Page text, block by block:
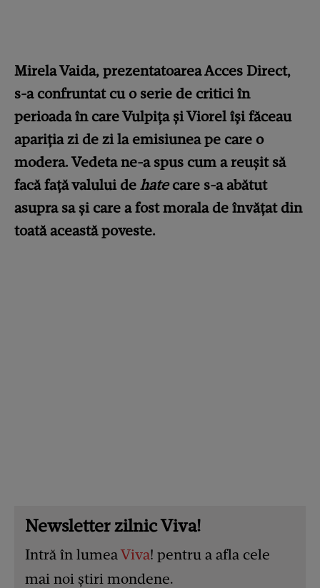
Mirela Vaida, prezentatoarea Acces Direct,
s-a confruntat cu o serie de critici în
perioada în care Vulpița și Viorel își făceau
apariția zi de zi la emisiunea pe care o
modera. Vedeta ne-a spus cum a reușit să
facă față valului de hatecare s-a abătut
asupra sa și care a fost morala de învățat din
toată această poveste.
Newsletter zilnic Viva!
Intră în lumeaViva! pentru a afla cele
mai noi știri mondene.